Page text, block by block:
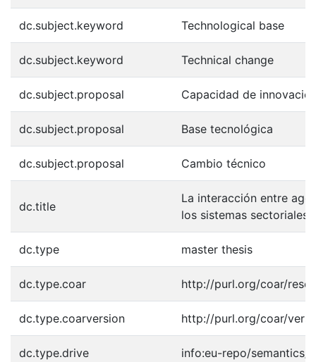
dc.subject.keyword Technological base
dc.subject.keyword Technical change
dc.subject.proposal Capacidad de
dc.subject.proposal Base tecnológica
dc.subject.proposal Cambio técnico
dc.title
La interacción entre
los sistemas sectoriales
dc.type master thesis
dc.type.coar http://purl.org/coar/
dc.type.coarversion http://purl.org/coar/
dc.type.drive info:eu-repo/semantics/